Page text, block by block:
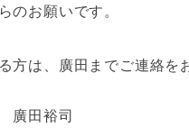
のお願いです。
方は、廣田までご連絡を
廣田裕司